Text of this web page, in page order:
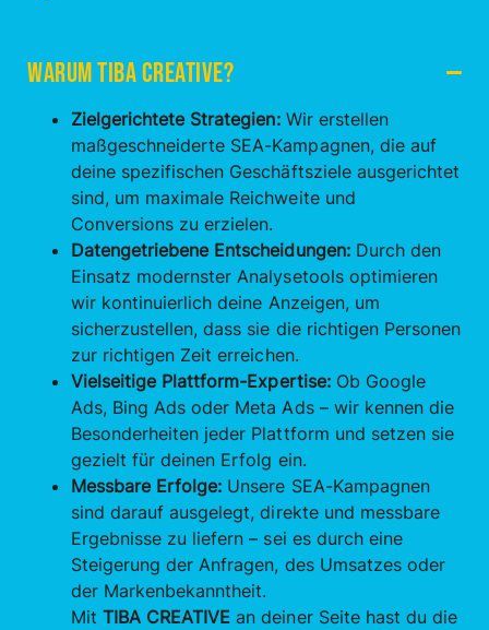
Warum TIBA CREATIVE?
Zielgerichtete Strategien:Wir erstellen
maßgeschneiderte SEA-Kampagnen, die auf
deine spezifischen Geschäftsziele ausgerichtet
sind, um maximale Reichweite und
Conversions zu erzielen.
Datengetriebene Entscheidungen:Durch den
Einsatz modernster Analysetools optimieren
wir kontinuierlich deine Anzeigen, um
sicherzustellen, dass sie die richtigen Personen
zur richtigen Zeit erreichen.
Vielseitige Plattform-Expertise:Ob Google
Ads, Bing Ads oder Meta Ads – wir kennen die
Besonderheiten jeder Plattform und setzen sie
gezielt für deinen Erfolg ein.
Messbare Erfolge: Unsere SEA-Kampagnen
sind darauf ausgelegt, direkte und messbare
Ergebnisse zu liefern – sei es durch eine
Steigerung der Anfragen, des Umsatzes oder
der Markenbekanntheit.
MitTIBA CREATIVE an deiner Seite hast du die